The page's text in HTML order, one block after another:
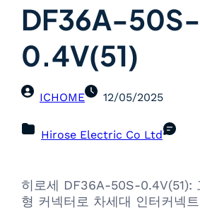
DF36A-50S-
0.4V(51)
ICHOME 12/05/2025
Hirose Electric Co Ltd
히로세 DF36A-50S-0.4V(51):
형 커넥터로 차세대 인터커넥